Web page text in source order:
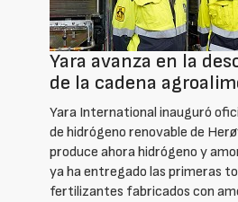
Yara avanza en la
de la cadena
Yara International inauguró
de hidrógeno renovable de
produce ahora hidrógeno y
ya ha entregado las primeras
fertilizantes fabricados con